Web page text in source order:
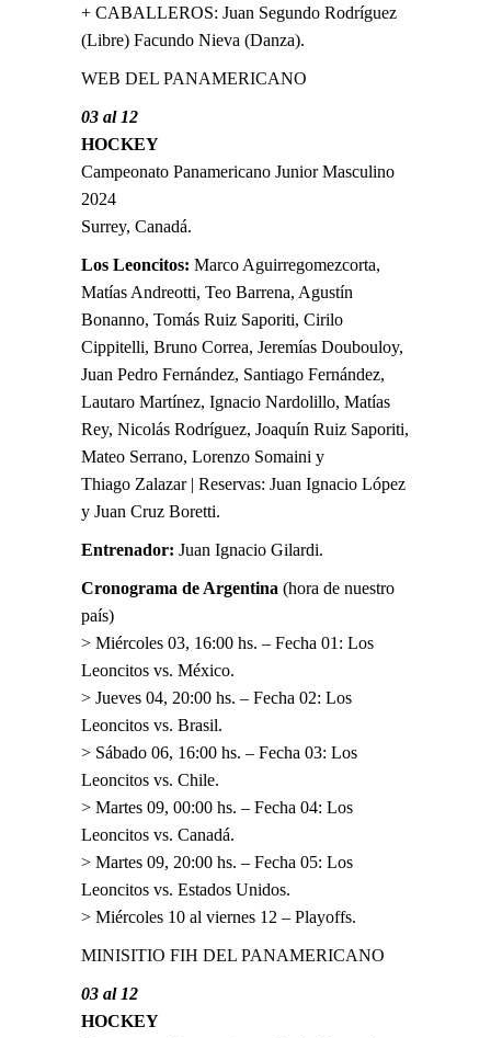
+ CABALLEROS: Juan Segundo Rodríguez
(Libre) Facundo Nieva (Danza).
WEB DEL PANAMERICANO
03 al 12
HOCKEY
Campeonato Panamericano Junior Masculino
2024
Surrey, Canadá.
Los Leoncitos: Marco Aguirregomezcorta,
Matías Andreotti, Teo Barrena, Agustín
Bonanno, Tomás Ruiz Saporiti, Cirilo
Cippitelli, Bruno Correa, Jeremías Doubouloy,
Juan Pedro Fernández, Santiago Fernández,
Lautaro Martínez, Ignacio Nardolillo, Matías
Rey, Nicolás Rodríguez, Joaquín Ruiz Saporiti,
Mateo Serrano, Lorenzo Somaini y
Thiago Zalazar | Reservas: Juan Ignacio López
y Juan Cruz Boretti.
Entrenador: Juan Ignacio Gilardi.
Cronograma de Argentina (hora de nuestro
país)
> Miércoles 03, 16:00 hs. – Fecha 01: Los
Leoncitos vs. México.
> Jueves 04, 20:00 hs. – Fecha 02: Los
Leoncitos vs. Brasil.
> Sábado 06, 16:00 hs. – Fecha 03: Los
Leoncitos vs. Chile.
> Martes 09, 00:00 hs. – Fecha 04: Los
Leoncitos vs. Canadá.
> Martes 09, 20:00 hs. – Fecha 05: Los
Leoncitos vs. Estados Unidos.
> Miércoles 10 al viernes 12 – Playoffs.
MINISITIO FIH DEL PANAMERICANO
03 al 12
HOCKEY